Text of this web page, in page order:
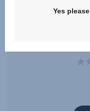
Yes please